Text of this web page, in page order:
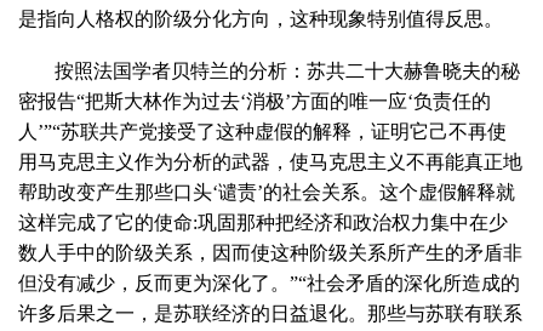
是指向人格权的阶级分化方向，这种现象特别值得反思。
按照法国学者贝特兰的分析：苏共二十大赫鲁晓夫的秘
密报告“把斯大林作为过去‘消极’方面的唯一应‘负责任的
人’”“苏联共产党接受了这种虚假的解释，证明它己不再使
用马克思主义作为分析的武器，使马克思主义不再能真正地
帮助改变产生那些口头‘谴责’的社会关系。这个虚假解释就
这样完成了它的使命:巩固那种把经济和政治权力集中在少
数人手中的阶级关系，因而使这种阶级关系所产生的矛盾非
但没有减少，反而更为深化了。”“社会矛盾的深化所造成的
许多后果之一，是苏联经济的日益退化。那些与苏联有联系